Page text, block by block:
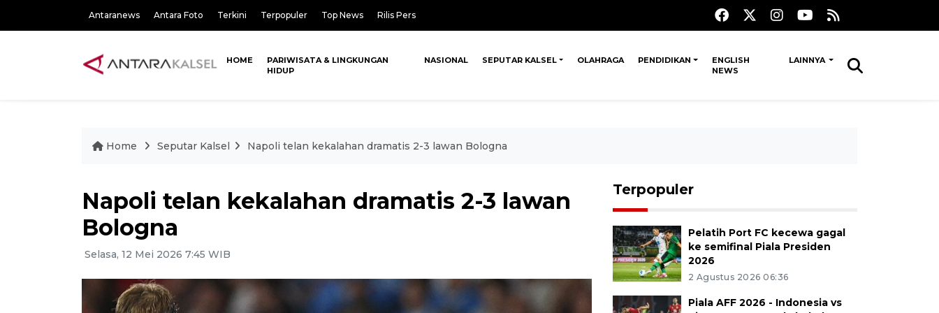
Antaranews Antara Foto Terkini Terpopuler Top News Rilis Pers
HOME
PARIWISATA & LINGKUNGAN
HIDUP
NASIONAL SEPUTAR KALSEL OLAHRAGA PENDIDIKAN
ENGLISH
NEWS
LAINNYA
Home Seputar Kalsel Napoli telan kekalahan dramatis 2-3 lawan Bologna
Napoli telan kekalahan dramatis 2-3 lawan
Bologna
Selasa, 12 Mei 2026 7:45 WIB
Terpopuler
Pelatih Port FC kecewa gagal
ke semifinal Piala Presiden
2026
2 Agustus 2026 06:36
Piala AFF 2026 - Indonesia vs